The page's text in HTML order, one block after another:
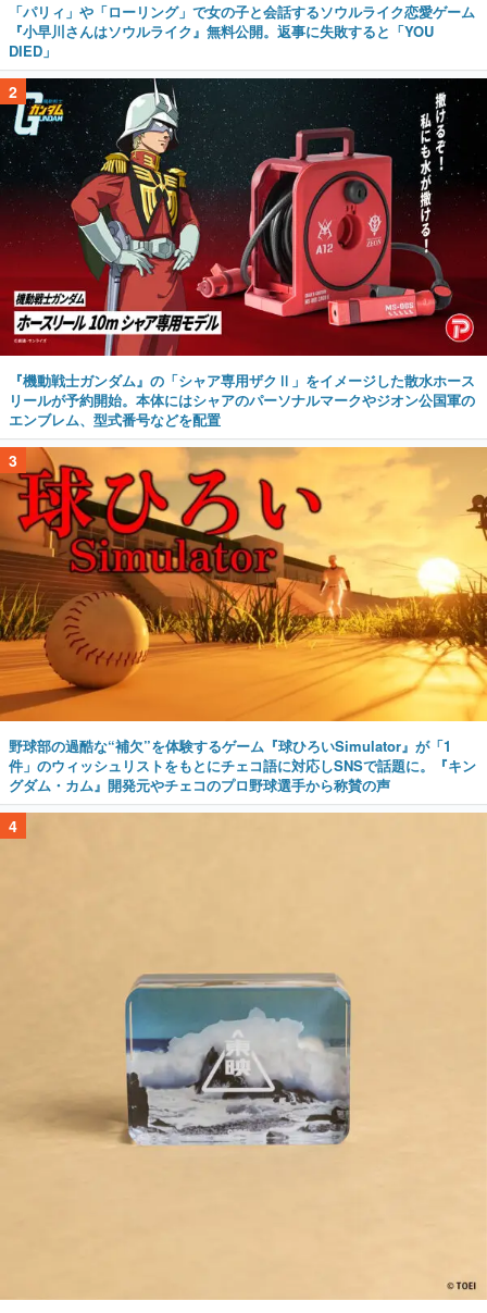
「パリィ」や「ローリング」で女の子と会話するソウルライク恋愛ゲーム
『小早川さんはソウルライク』無料公開。返事に失敗すると「YOU
DIED」
2
『機動戦士ガンダム』の「シャア専用ザクⅡ」をイメージした散水ホース
リールが予約開始。本体にはシャアのパーソナルマークやジオン公国軍の
エンブレム、型式番号などを配置
3
野球部の過酷な“補欠”を体験するゲーム『球ひろいSimulator』が「1
件」のウィッシュリストをもとにチェコ語に対応しSNSで話題に。『キン
グダム・カム』開発元やチェコのプロ野球選手から称賛の声
4